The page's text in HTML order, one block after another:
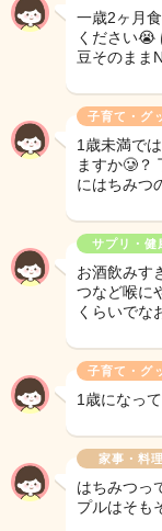
一歳2ヶ月
ください😭
豆そのまま
子育て・グ
1歳未満で
ますか🥲？
にはちみつ
サプリ・健
お酒飲みす
つなど喉に
くらいでな
子育て・グ
1歳になっ
家事・料理
はちみつっ
プルはそも